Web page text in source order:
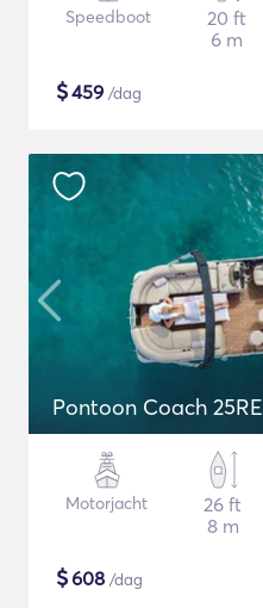
Speedboot
20 ft
6 m
$459 /dag
Pontoon Coach 25RE
Motorjacht
26 ft
8 m
$608 /dag